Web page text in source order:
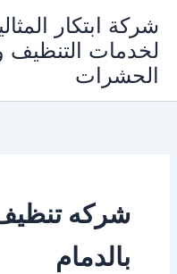
المحتوى
لخدمات التنظيف
الحشرات
شركه
بالدمام